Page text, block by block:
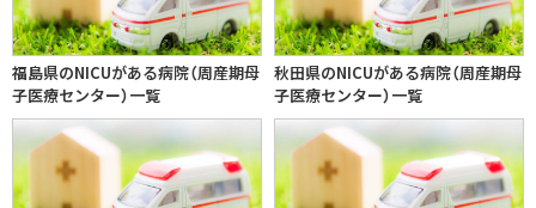
福島県のNICUがある病院（周産期母
子医療センター）一覧
秋田県のNICUがある病院（周産期母
子医療センター）一覧